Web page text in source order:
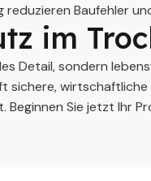
Baufehler
im
Detail, sondern
sichere,
Sie jetzt Ihr